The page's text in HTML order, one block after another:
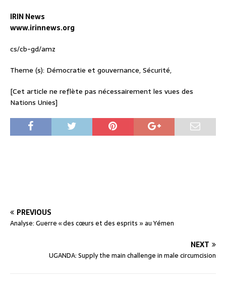
IRIN News
www.irinnews.org
cs/cb-gd/amz
Theme (s): Démocratie et gouvernance, Sécurité,
[Cet article ne reflète pas nécessairement les vues des
Nations Unies]
PREVIOUS
Analyse: Guerre « des cœurs et des esprits » au Yémen
NEXT
UGANDA: Supply the main challenge in male circumcision